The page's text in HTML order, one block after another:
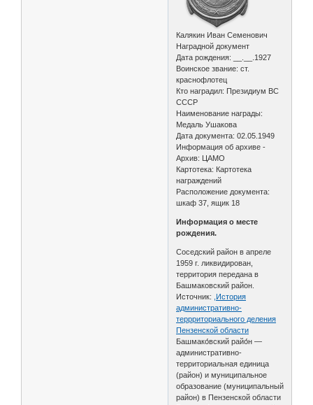
Калякин Иван Семенович
Наградной документ
Дата рождения: __.__.1927
Воинское звание: ст.
краснофлотец
Кто наградил: Президиум ВС
СССР
Наименование награды:
Медаль Ушакова
Дата документа: 02.05.1949
Информация об архиве -
Архив: ЦАМО
Картотека: Картотека
награждений
Расположение документа:
шкаф 37, ящик 18
Информация о месте
рождения.
Соседский район в апреле
1959 г. ликвидирован,
территория передана в
Башмаковский район.
Источник:
,История
административно-
террриториального деления
Пензенской области
Башмако́вский райо́н —
административно-
территориальная единица
(район) и муниципальное
образование (муниципальный
район) в Пензенской области